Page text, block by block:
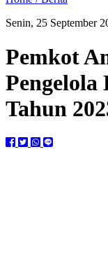
Senin, 25 September
Pemkot
Tahun